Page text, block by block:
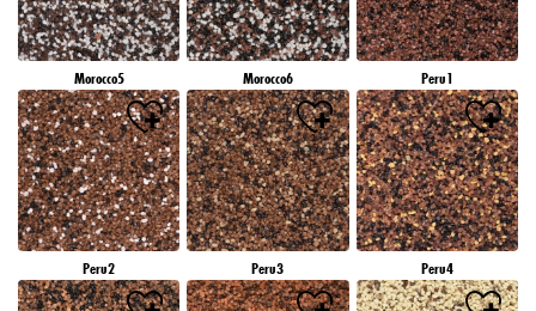
Morocco5 Morocco6 Peru1
Peru2 Peru3 Peru4